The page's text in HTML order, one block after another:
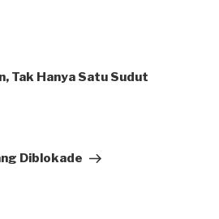
Tak Hanya Satu Sudut
Diblokade